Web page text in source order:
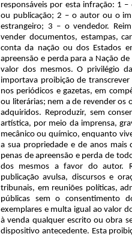
responsáveis por esta infração: 1
ou publicação; 2 – o autor ou o
estrangeiro; 3 – o vendedor.
vender documentos, estampas,
conta da nação ou dos Estados
apreensão e perda para a Nação
valor dos mesmos. O privilégio
importava proibição de
nos periódicos e gazetas, em
ou literárias; nem a de revender os
adquiridos. Reproduzir, sem
artística, por meio da imprensa,
mecânico ou químico, enquanto
a sua propriedade e de anos mais
penas de apreensão e perda de
dos mesmos a favor do autor.
publicação avulsa, discursos e
tribunais, em reuniões políticas,
públicas sem o consentimento
exemplares e multa igual ao valor
à venda qualquer escrito ou obra
dispositivo antecedente. Esta